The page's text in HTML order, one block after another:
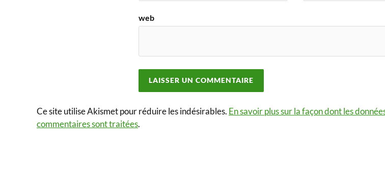
web
Ce site utilise Akismet pour réduire les indésirables. En savoir plus sur la façon dont les
commentaires sont traitées.